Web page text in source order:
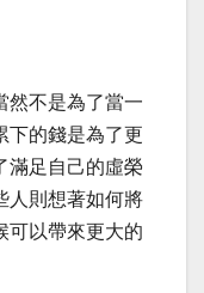
然不是為了當一
下的錢是為了更
滿足自己的虛榮
人則想著如何將
可以帶來更大的